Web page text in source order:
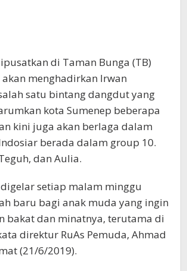
di Taman Bunga (TB)
menghadirkan Irwan
satu bintang dangdut yang
kota Sumenep beberapa
kini juga akan berlaga dalam
berada dalam group 10.
dan Aulia.
setiap malam minggu
baru bagi anak muda yang ingin
bakat dan minatnya, terutama di
direktur RuAs Pemuda, Ahmad
(21/6/2019).